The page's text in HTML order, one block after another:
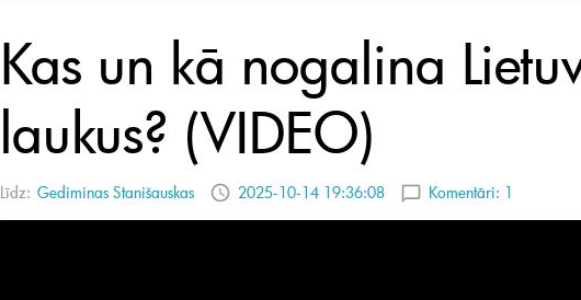
Kas un kā nogalina
laukus? (VIDEO)
Līdz: Gediminas Stanišauskas 2025-10-14 19:36:08 Komentāri: 1